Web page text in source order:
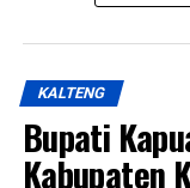
dan Dasa Dharma
Ia mengatakan
dengan penetapan
Oleh karena itu
dilantik diharapkan
KALTENG
Bupati
Kabupaten